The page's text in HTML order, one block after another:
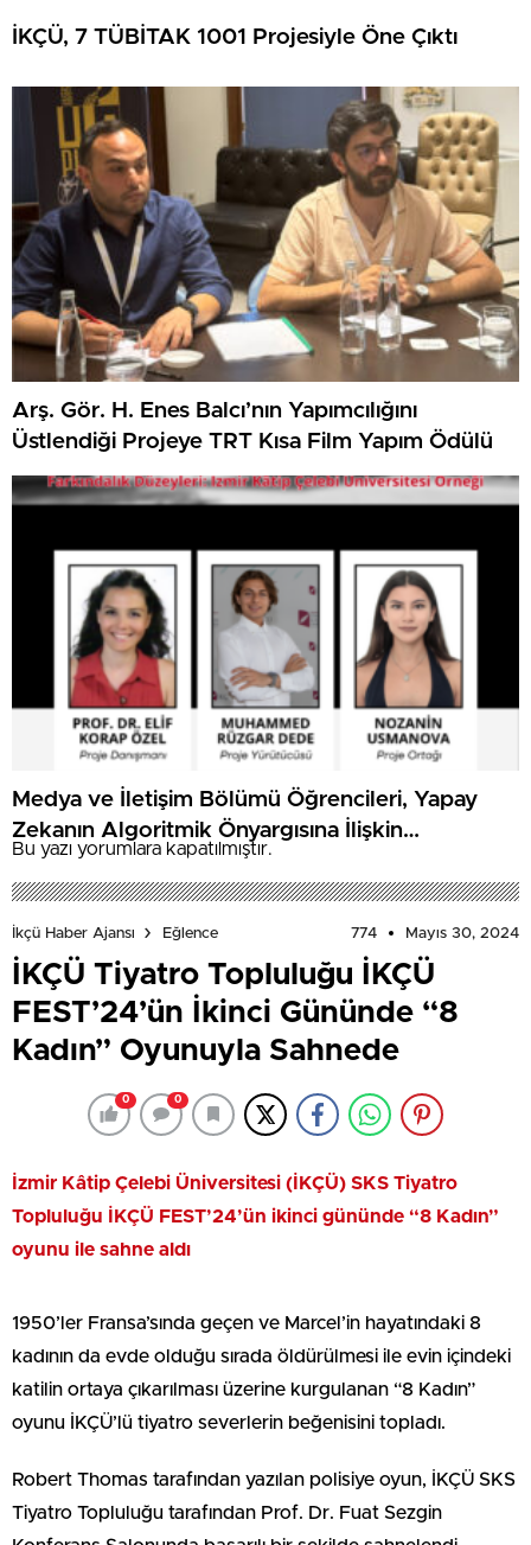
İKÇÜ, 7 TÜBİTAK 1001 Projesiyle Öne Çıktı
Arş. Gör. H. Enes Balcı’nın Yapımcılığını
Üstlendiği Projeye TRT Kısa Film Yapım Ödülü
Medya ve İletişim Bölümü Öğrencileri, Yapay
Zekanın Algoritmik Önyargısına İlişkin
Farkındalık Düzeylerini Araştıracak
Bu yazı yorumlara kapatılmıştır.
İkçü Haber Ajansı Eğlence 774 Mayıs 30, 2024
İKÇÜ Tiyatro Topluluğu İKÇÜ
FEST’24’ün İkinci Gününde “8
Kadın” Oyunuyla Sahnede
0 0
İzmir Kâtip Çelebi Üniversitesi (İKÇÜ) SKS Tiyatro
Topluluğu İKÇÜ FEST’24’ün ikinci gününde “8 Kadın”
oyunu ile sahne aldı
1950’ler Fransa’sında geçen ve Marcel’in hayatındaki 8
kadının da evde olduğu sırada öldürülmesi ile evin içindeki
katilin ortaya çıkarılması üzerine kurgulanan “8 Kadın”
oyunu İKÇÜ’lü tiyatro severlerin beğenisini topladı.
Robert Thomas tarafından yazılan polisiye oyun, İKÇÜ SKS
Tiyatro Topluluğu tarafından Prof. Dr. Fuat Sezgin